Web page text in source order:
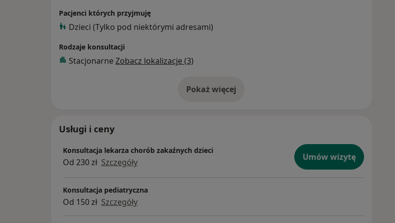
Pacjenci których przyjmuję
Dzieci (Tylko pod niektórymi adresami)
Rodzaje konsultacji
Stacjonarne Zobacz lokalizacje (3)
Pokaż więcejo doświadczeniu
Usługi i ceny
Konsultacja lekarza chorób zakaźnych dzieci
Od 230 zł Szczegóły Umów wizytę
Konsultacja pediatryczna
Od 150 zł Szczegóły